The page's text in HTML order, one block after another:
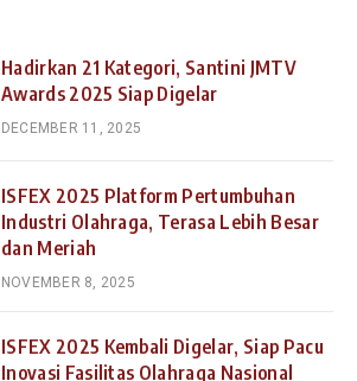
Hadirkan 21 Kategori, Santini JMTV
Awards 2025 Siap Digelar
DECEMBER 11, 2025
ISFEX 2025 Platform Pertumbuhan
Industri Olahraga, Terasa Lebih Besar
dan Meriah
NOVEMBER 8, 2025
ISFEX 2025 Kembali Digelar, Siap Pacu
Inovasi Fasilitas Olahraga Nasional